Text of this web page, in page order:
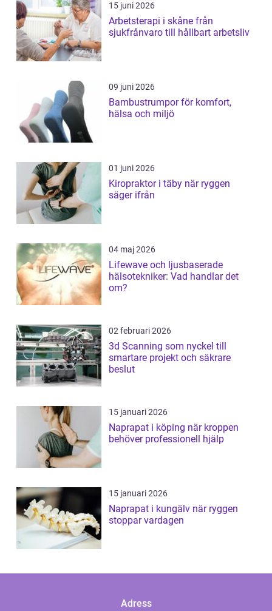
15 juni 2026
Arbetsterapi i skåne från
sjukfrånvaro till hållbart arbetsliv
09 juni 2026
Bambustrumpor för komfort,
hälsa och miljö
01 juni 2026
Kiropraktor i täby när ryggen
säger ifrån
04 maj 2026
Lifewave och ljusbaserade
hälsotekniker: Vad handlar det
om?
02 februari 2026
3d Scanning som nyckel till
smartare projekt och säkrare
beslut
15 januari 2026
Naprapat i köping när kroppen
behöver professionell hjälp
15 januari 2026
Naprapat i kungälv när ryggen
stoppar vardagen
Adress